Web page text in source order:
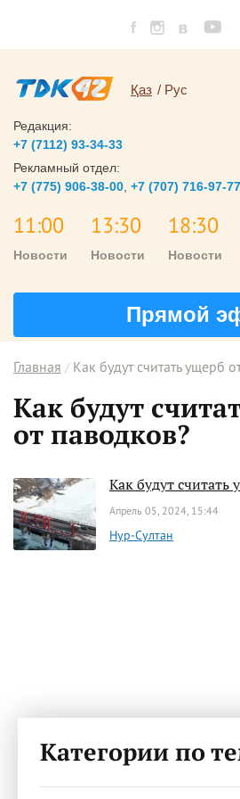
Қаз Рус
Редакция:
+7 (7112) 93-34-33
Рекламный отдел:
+7 (775) 906-38-00 +7 (707) 716-97-77
11:00
Новости
13:30
Новости
18:30
Новости
Прямой
Главная Как будут считать ущерб
Как будут
от паводков?
Как будут считать
Апрель 05, 2024, 15:44
Нур-Султан
Категории по